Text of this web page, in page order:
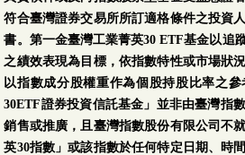
符合臺灣證券交易所所訂適格條件之投資
書。第一金臺灣工業菁英30 ETF基金以追
之績效表現為目標，依指數特性或市場狀
以指數成分股權重作為個股持股比率之
30ETF證券投資信託基金」並非由臺灣指
銷售或推廣，且臺灣指數股份有限公司不
英30指數」或該指數於任何特定日期、時